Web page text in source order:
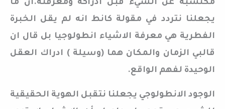
مكتسبة عن الشيء قبل ادراكه ومعرفته.ان ما
يجعلنا نتردد في مقولة كانط انه لم يقل الخبرة
الفطرية هي معرفة الاشياء انطولوجيا بل قال ان
قالبي الزمان والمكان هما (وسيلة ) ادراك العقل
الوحيدة لفهم الواقع.
الوجود الانطولوجي يجعلنا نتقبل الهوية الحقيقية